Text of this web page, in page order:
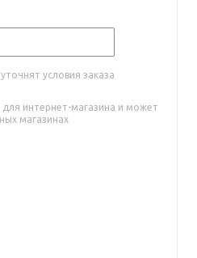
условия заказа
для интернет-магазина и может
магазинах